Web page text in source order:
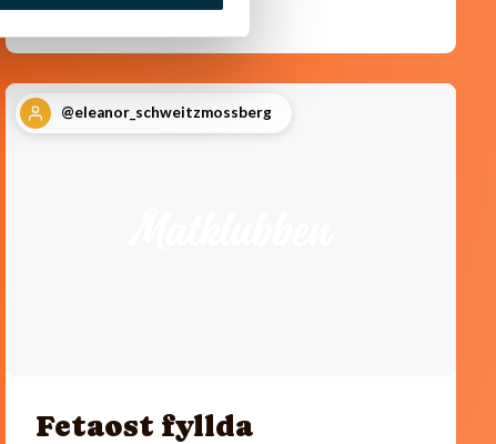
@eleanor_schweitzmossberg
Fetaost fyllda